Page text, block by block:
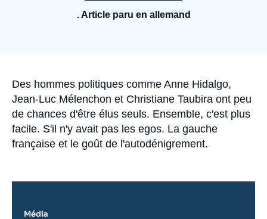
. Article paru en allemand
Accroche
Des hommes politiques comme Anne Hidalgo,
Jean-Luc Mélenchon et Christiane Taubira ont peu
de chances d'être élus seuls. Ensemble, c'est plus
facile. S'il n'y avait pas les egos. La gauche
française et le goût de l'autodénigrement.
Média